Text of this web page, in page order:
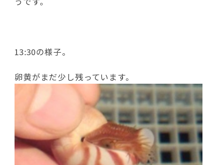
13:30の様子。
卵黄がまだ少し残っています。